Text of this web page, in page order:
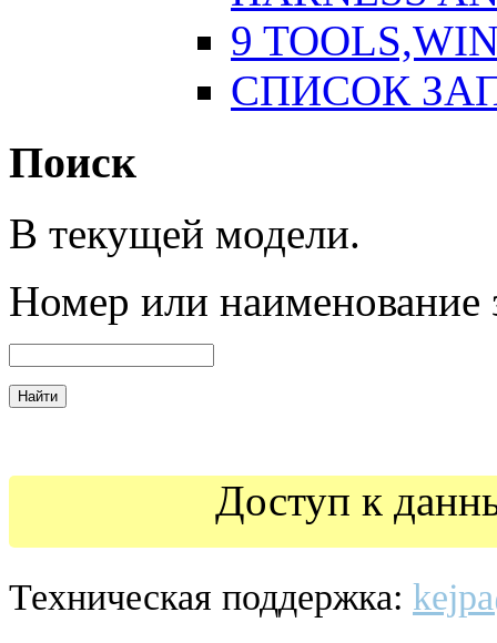
9
СПИСОК
Поиск
В текущей модели.
Номер или наименование
Доступ к
Техническая поддержка: